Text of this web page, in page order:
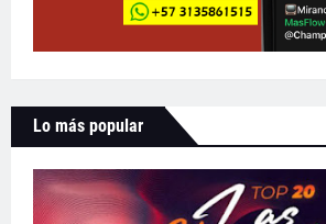
Lo más popular